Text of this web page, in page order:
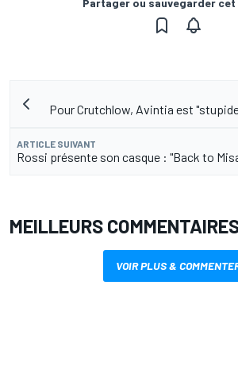
Pour Crutchlow, Avintia est
ARTICLE SUIVANT
Rossi présente son casque : "Back to
MEILLEURS
VOIR PLUS &